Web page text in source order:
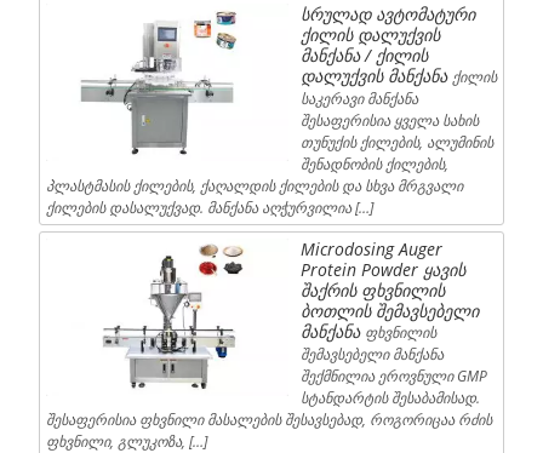
სრულად ავტომატური
ქილის დალუქვის
მანქანა / ქილის
დალუქვის მანქანა ქილის
საკერავი მანქანა
შესაფერისია ყველა სახის
თუნუქის ქილების, ალუმინის
შენადნობის ქილების,
პლასტმასის ქილების, ქაღალდის ქილების და სხვა მრგვალი
ქილების დასალუქვად. მანქანა აღჭურვილია […]
Microdosing Auger
Protein Powder ყავის
შაქრის ფხვნილის
ბოთლის შემავსებელი
მანქანა ფხვნილის
შემავსებელი მანქანა
შექმნილია ეროვნული GMP
სტანდარტის შესაბამისად.
შესაფერისია ფხვნილი მასალების შესავსებად, როგორიცაა რძის
ფხვნილი, გლუკოზა, […]